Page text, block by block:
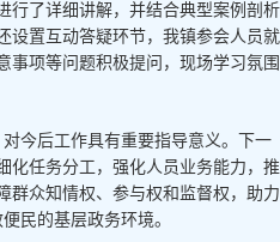
行了详细讲解，并结合典型案例剖析
设置互动答疑环节，我镇参会人员就
事项等问题积极提问，现场学习氛围
今后工作具有重要指导意义。下一
化任务分工，强化人员业务能力，推
群众知情权、参与权和监督权，助力
民的基层政务环境。